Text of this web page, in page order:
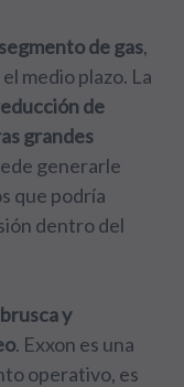
de gas,
medio plazo. La
de
grandes
generarle
que podría
dentro del
y
. Exxon es una
operativo, es